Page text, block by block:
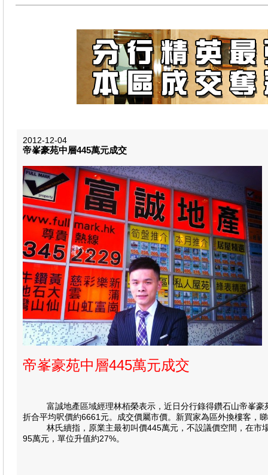
2012-12-04
帝峯豪苑中層445萬元成交
帝峯豪苑中層445萬元成交
富誠地產區域經理林栢榮表示，近日分行錄得鑽石山帝峯豪苑
折合平均呎價約6661元。成交價屬市價。新買家為區外換樓客，
林氏續指，原業主最初叫價445萬元，不設議價空間，在市場
95萬元，單位升值約27%。